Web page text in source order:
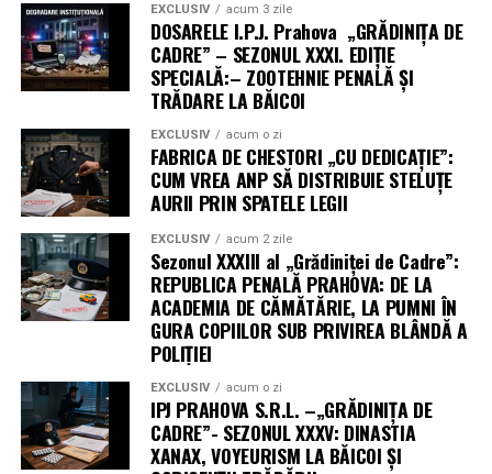
EXCLUSIV acum 3 zile
DOSARELE I.P.J. Prahova „GRĂDINIȚA DE
CADRE” – SEZONUL XXXI. EDIȚIE
SPECIALĂ:– ZOOTEHNIE PENALĂ ȘI
TRĂDARE LA BĂICOI
EXCLUSIV acum o zi
FABRICA DE CHESTORI „CU DEDICAȚIE”:
CUM VREA ANP SĂ DISTRIBUIE STELUȚE
AURII PRIN SPATELE LEGII
EXCLUSIV acum 2 zile
Sezonul XXXIII al „Grădiniței de Cadre”:
REPUBLICA PENALĂ PRAHOVA: DE LA
ACADEMIA DE CĂMĂTĂRIE, LA PUMNI ÎN
GURA COPIILOR SUB PRIVIREA BLÂNDĂ A
POLIȚIEI
EXCLUSIV acum o zi
IPJ PRAHOVA S.R.L. –„GRĂDINIȚA DE
CADRE”- SEZONUL XXXV: DINASTIA
XANAX, VOYEURISM LA BĂICOI ȘI